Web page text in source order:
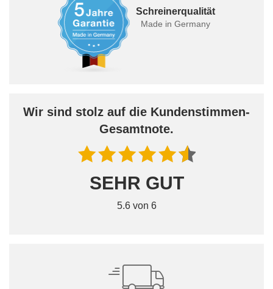
Schreinerqualität
Made in Germany
Wir sind stolz auf die Kundenstimmen-
Gesamtnote.
SEHR GUT
5.6 von 6